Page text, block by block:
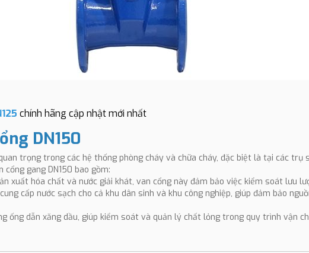
chính hãng cập nhật mới nhất
DN150
trọng trong các hệ thống phòng cháy và chữa cháy, đặc biệt là tại các trụ
cổng gang DN150 bao gồm:
xuất hóa chất và nước giải khát, van cổng này đảm bảo việc kiểm soát lưu
cấp nước sạch cho cả khu dân sinh và khu công nghiệp, giúp đảm bảo
ống dẫn xăng dầu, giúp kiểm soát và quản lý chất lỏng trong quy trình vận